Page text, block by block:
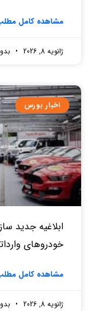
مشاهده کامل
ژانویه 8, 2026
اخبار بورس
ابلاغیه جدید
خودروهای
مشاهده کامل
ژانویه 8, 2026